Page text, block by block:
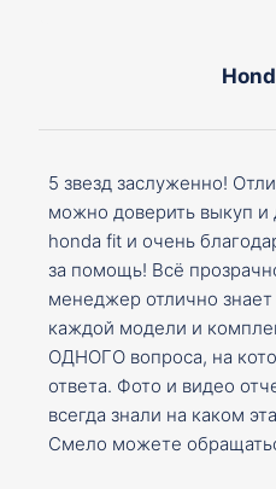
5 звезд заслуженно!
можно доверить выкуп и
honda fit и очень
за помощь! Всё
менеджер отлично
каждой модели и
ОДНОГО вопроса, на
ответа. Фото и видео
всегда знали на каком
Смело можете